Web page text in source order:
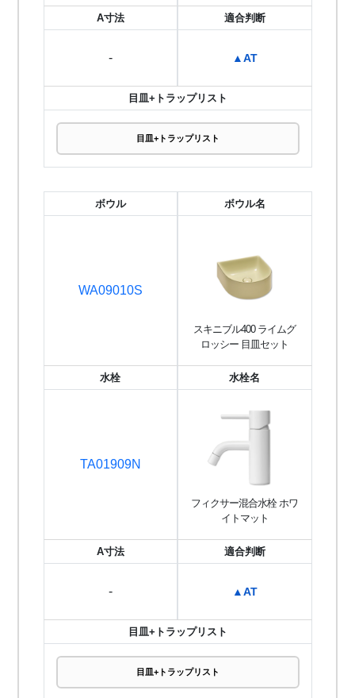
A寸法
-
適合判断
▲AT
目皿+トラップリスト
目皿+トラップリスト
ボウル
WA09010S
ボウル名
スキニブル400 ライムグ
ロッシー 目皿セット
水栓
TA01909N
水栓名
フィクサー混合水栓 ホワ
イトマット
A寸法
-
適合判断
▲AT
目皿+トラップリスト
目皿+トラップリスト